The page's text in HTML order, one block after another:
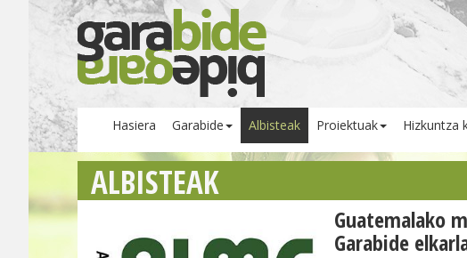
Hasiera Garabide Albisteak Proiektuak Hizkuntza
ALBISTEAK
Guatemalako
Garabide